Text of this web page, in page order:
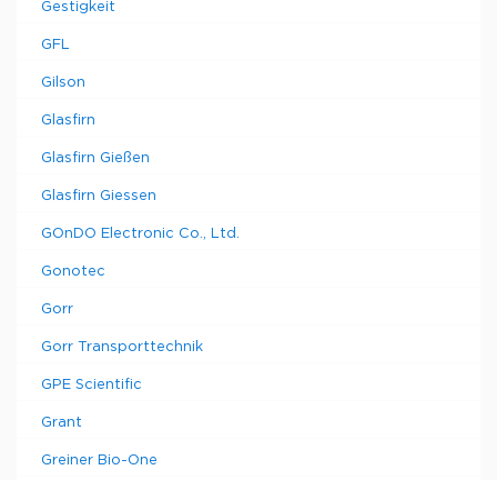
Gestigkeit
GFL
Gilson
Glasfirn
Glasfirn Gießen
Glasfirn Giessen
GOnDO Electronic Co., Ltd.
Gonotec
Gorr
Gorr Transporttechnik
GPE Scientific
Grant
Greiner Bio-One